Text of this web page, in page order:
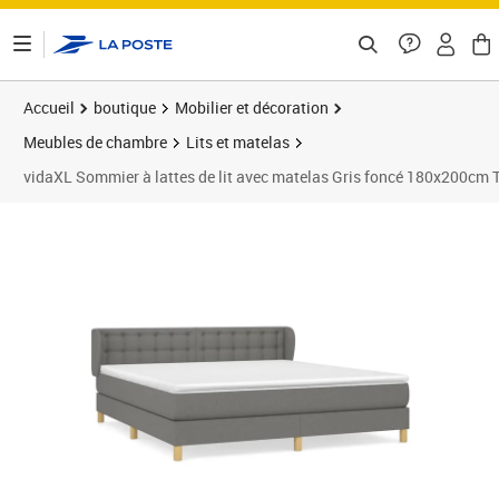
Accueil boutique
Mobilier et décoration
Meubles de chambre
Lits et matelas
vidaXL Sommier à lattes de lit avec matelas Gris foncé 180x200cm